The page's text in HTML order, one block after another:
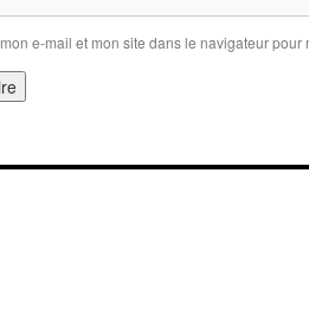
e-mail et mon site dans le navigateur